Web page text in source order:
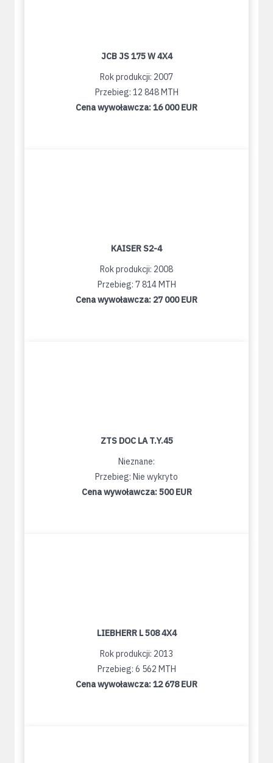
JCB JS 175 W 4X4
Rok produkcji: 2007
Przebieg: 12 848 MTH
Cena wywoławcza:16 000 EUR
KAISER S2-4
Rok produkcji: 2008
Przebieg: 7 814 MTH
Cena wywoławcza: 27 000 EUR
ZTS DOC LA T.Y.45
Nieznane:
Przebieg: Nie wykryto
Cena wywoławcza:500 EUR
LIEBHERR L 508 4X4
Rok produkcji: 2013
Przebieg: 6 562 MTH
Cena wywoławcza:12 678 EUR